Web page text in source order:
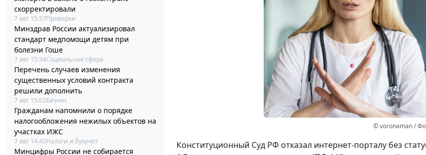
скорректировали
7 авг 15:57Проверки
Минздрав России актуализировал
стандарт медпомощи детям при
болезни Гоше
7 авг 15:34Социальная сфера
Перечень случаев изменения
существенных условий контракта
решили дополнить
7 авг 15:02Бизнес
Гражданам напомнили о порядке
налогообложения нежилых объектов на
участках ИЖС
7 авг 14:45Налоги и бухучет
Минцифры России не собирается
© voronaman /
Конституционный Суд РФ отказал интернет-порталу без